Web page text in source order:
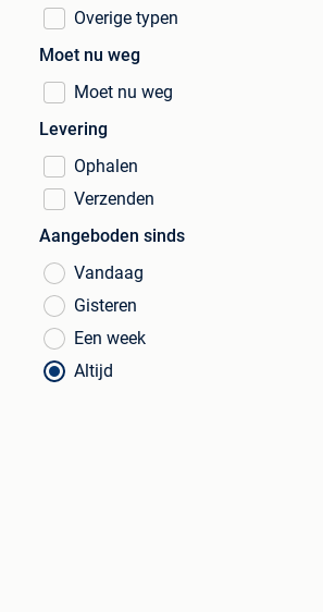
Overige typen
Moet nu weg
Moet nu weg
Levering
Ophalen
Verzenden
Aangeboden sinds
Vandaag
Gisteren
Een week
Altijd